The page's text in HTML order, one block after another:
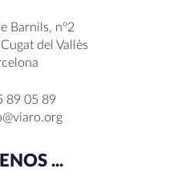
Barnils, nº2
del Vallès
89 05 89
...